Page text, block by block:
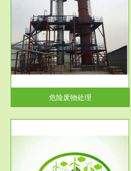
危险废物处理
服务范围
市政固废处理
蔚蓝生态环境科技所从事的市政
废物处理业务包括市政废物的处
理处...
服务范围